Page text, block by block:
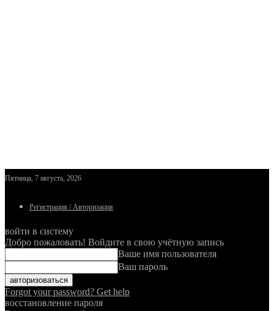
Пятница, 7 августа, 2026
Регистрация / Авторизация
войти в систему
Добро пожаловать! Войдите в свою учётную запись
Ваше имя пользователя
Ваш пароль
Forgot your password? Get help
восстановление пароля